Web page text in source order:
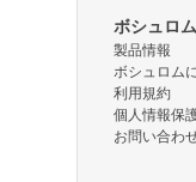
ボシュロ
製品情報
ボシュロム
利用規約
個人情報保
お問い合わ